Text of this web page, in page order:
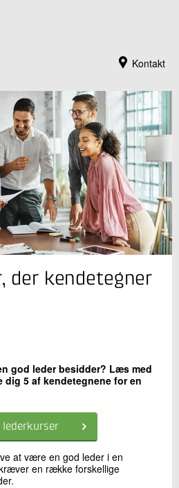
Kontakt
Send
der kendetegner
god leder besidder? Læs med
dig 5 af kendetegnene for en
at være en god leder i en
en række forskellige